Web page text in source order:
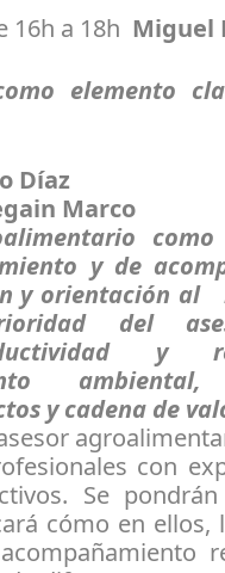
16h a 18h Miguel
elemento
Díaz
Marco
como
y de
y orientación al
del
y
y cadena de
con
Se
cómo en ellos,